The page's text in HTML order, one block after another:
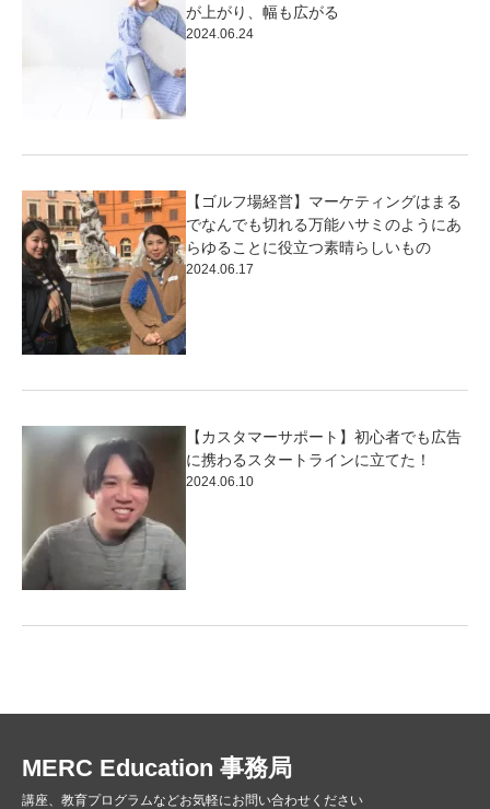
が上がり、幅も広がる
2024.06.24
【ゴルフ場経営】マーケティングはまる
でなんでも切れる万能ハサミのようにあ
らゆることに役立つ素晴らしいもの
2024.06.17
【カスタマーサポート】初心者でも広告
に携わるスタートラインに立てた！
2024.06.10
MERC Education 事務局
講座、教育プログラムなどお気軽にお問い合わせください